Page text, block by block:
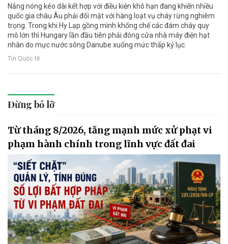
Nắng nóng kéo dài kết hợp với điều kiện khô hạn đang khiến nhiều
quốc gia châu Âu phải đối mặt với hàng loạt vụ cháy rừng nghiêm
trọng. Trong khi Hy Lạp gồng mình khống chế các đám cháy quy
mô lớn thì Hungary lần đầu tiên phải đóng cửa nhà máy điện hạt
nhân do mực nước sông Danube xuống mức thấp kỷ lục.
Tin Quốc tế
Đừng bỏ lỡ
Từ tháng 8/2026, tăng mạnh mức xử phạt vi
phạm hành chính trong lĩnh vực đất đai